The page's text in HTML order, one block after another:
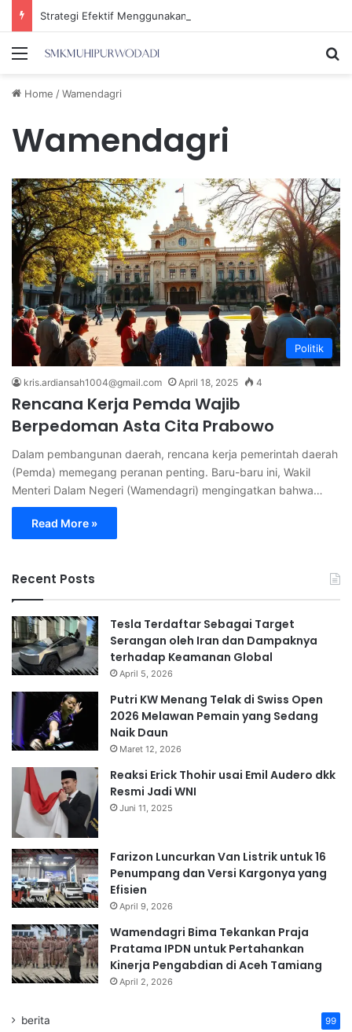
Menu
Home /Wamendagri
Wamendagri
Politik
kris.ardiansah1004@gmail.com April 18, 2025 4
Rencana Kerja Pemda Wajib
Berpedoman Asta Cita Prabowo
Dalam pembangunan daerah, rencana kerja pemerintah daerah
(Pemda) memegang peranan penting. Baru-baru ini, Wakil
Menteri Dalam Negeri (Wamendagri) mengingatkan bahwa…
Read More »
Recent Posts
Tesla Terdaftar Sebagai Target
Serangan oleh Iran dan Dampaknya
terhadap Keamanan Global
April 5, 2026
Putri KW Menang Telak di Swiss Open
2026 Melawan Pemain yang Sedang
Naik Daun
Maret 12, 2026
Reaksi Erick Thohir usai Emil Audero dkk
Resmi Jadi WNI
Juni 11, 2025
Farizon Luncurkan Van Listrik untuk 16
Penumpang dan Versi Kargonya yang
Efisien
April 9, 2026
Wamendagri Bima Tekankan Praja
Pratama IPDN untuk Pertahankan
Kinerja Pengabdian di Aceh Tamiang
April 2, 2026
berita 99